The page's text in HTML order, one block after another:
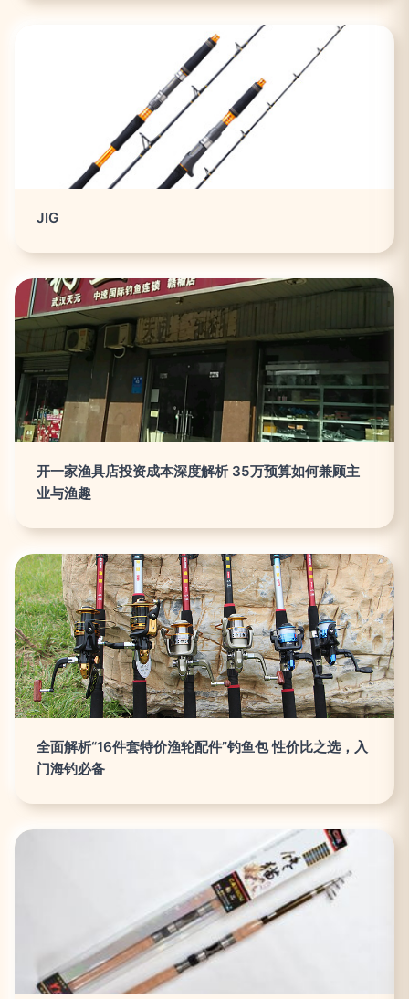
JIG
开一家渔具店投资成本深度解析 35万预算如何兼顾主
业与渔趣
全面解析“16件套特价渔轮配件”钓鱼包 性价比之选，入
门海钓必备